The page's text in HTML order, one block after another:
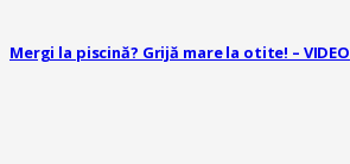
Mergi la piscină? Grijă mare la otite! – VIDEO